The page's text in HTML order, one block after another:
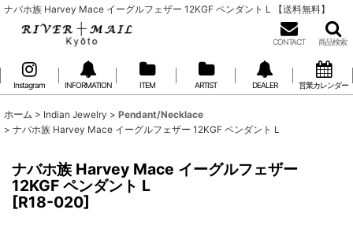
ナバホ族 Harvey Mace イーグルフェザー 12KGF ペンダント L 【送料無料】
CONTACT 商品検索
Instagram INFORMATION ITEM ARTIST DEALER 営業カレンダー
ホーム > Indian Jewelry > Pendant/Necklace
> ナバホ族 Harvey Mace イーグルフェザー 12KGF ペンダント L
ナバホ族 Harvey Mace イーグルフェザー
12KGF ペンダント L
[R18-020]